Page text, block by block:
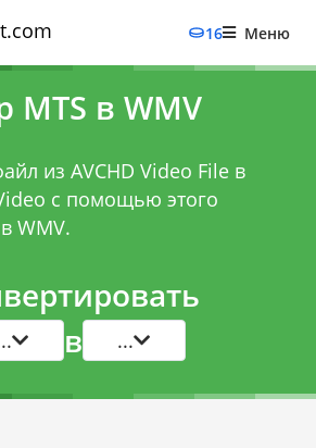
16 Меню
MTS в WMV
из AVCHD Video File в
с помощью этого
WMV.
в ...